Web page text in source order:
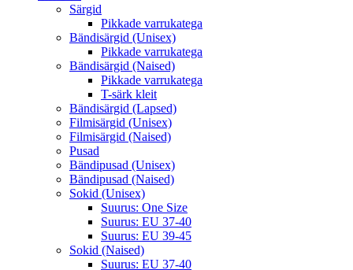
Särgid
Pikkade varrukatega
Bändisärgid (Unisex)
Pikkade varrukatega
Bändisärgid (Naised)
Pikkade varrukatega
T-särk kleit
Bändisärgid (Lapsed)
Filmisärgid (Unisex)
Filmisärgid (Naised)
Pusad
Bändipusad (Unisex)
Bändipusad (Naised)
Sokid (Unisex)
Suurus: One Size
Suurus: EU 37-40
Suurus: EU 39-45
Sokid (Naised)
Suurus: EU 37-40